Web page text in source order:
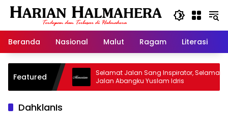
Langsung
Beranda
Nasional Malut Ragam Literasi
Featured
Warisan
Selamat Jalan Sang Inspirator, Selamat
Jalan Abangku Yuslam Idris
DahklanIs